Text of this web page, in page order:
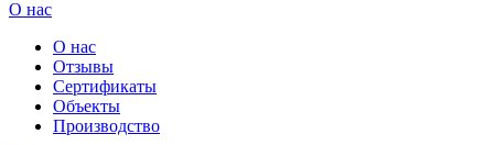
О нас
О нас
Отзывы
Сертификаты
Объекты
Производство